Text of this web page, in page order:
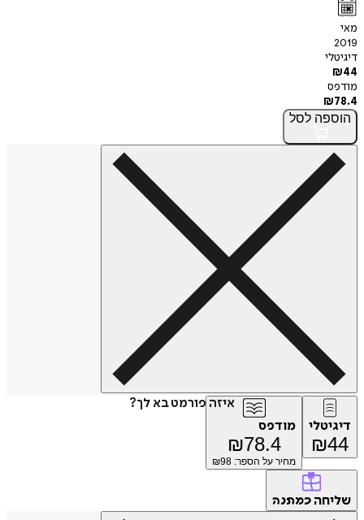
מאי
2019
דיגיטלי
₪44
מודפס
₪78.4
הוספה לסל
איזה פורמט בא לך?
דיגיטלי
₪44
מודפס
₪78.4
מחיר על הספר: ₪ 98
שליחה כמתנה